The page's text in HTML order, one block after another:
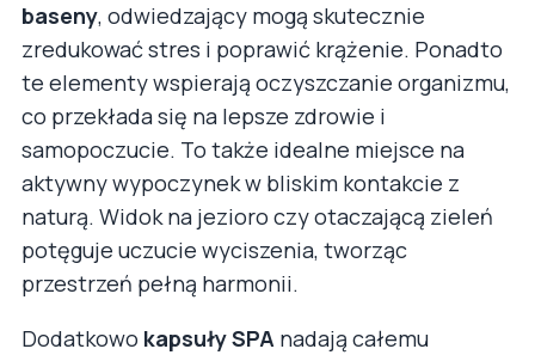
baseny, odwiedzający mogą skutecznie
zredukować stres i poprawić krążenie. Ponadto
te elementy wspierają oczyszczanie organizmu,
co przekłada się na lepsze zdrowie i
samopoczucie. To także idealne miejsce na
aktywny wypoczynek w bliskim kontakcie z
naturą. Widok na jezioro czy otaczającą zieleń
potęguje uczucie wyciszenia, tworząc
przestrzeń pełną harmonii.
Dodatkowo kapsuły SPA nadają całemu